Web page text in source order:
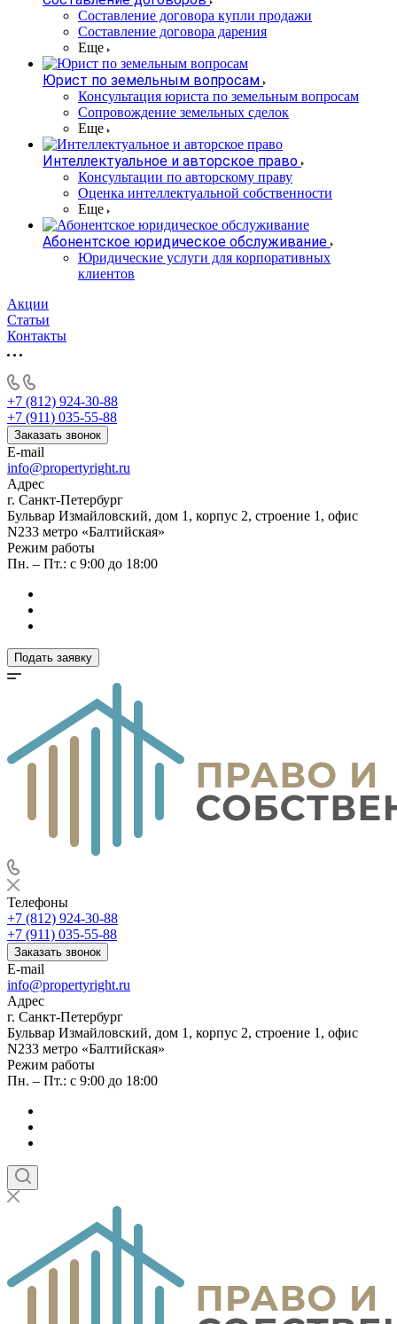
Составление договора купли продажи
Составление договора дарения
Еще
Юрист по земельным вопросам
Консультация юриста по земельным вопросам
Сопровождение земельных сделок
Еще
Интеллектуальное и авторское право
Консультации по авторскому праву
Оценка интеллектуальной собственности
Еще
Абонентское юридическое обслуживание
Юридические услуги для корпоративных
клиентов
Акции
Статьи
Контакты
+7 (812) 924-30-88
+7 (911) 035-55-88
Заказать звонок
E-mail
info@propertyright.ru
Адрес
г. Санкт-Петербург
Бульвар Измайловский, дом 1, корпус 2, строение 1, офис
N233 метро «Балтийская»
Режим работы
Пн. – Пт.: с 9:00 до 18:00
Подать заявку
Телефоны
+7 (812) 924-30-88
+7 (911) 035-55-88
Заказать звонок
E-mail
info@propertyright.ru
Адрес
г. Санкт-Петербург
Бульвар Измайловский, дом 1, корпус 2, строение 1, офис
N233 метро «Балтийская»
Режим работы
Пн. – Пт.: с 9:00 до 18:00